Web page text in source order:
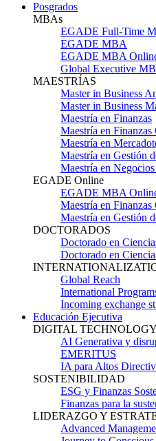
Posgrados
MBAs
EGADE Full-Time
EGADE MBA
EGADE MBA
Global Executive
MAESTRÍAS
Master in Business
Master in Business
Maestría en Finanzas
Maestría en Finanzas
Maestría en
Maestría en Gestión
Maestría en
EGADE Online
EGADE MBA
Maestría en Finanzas
Maestría en Gestión
DOCTORADOS
Doctorado en
Doctorado en
Global Reach
International
Incoming exchange
Educación Ejecutiva
DIGITAL
AI Generativa y
EMERITUS
IA para Altos
SOSTENIBILIDAD
ESG y Finanzas
Finanzas para la
LIDERAZGO Y
Advanced